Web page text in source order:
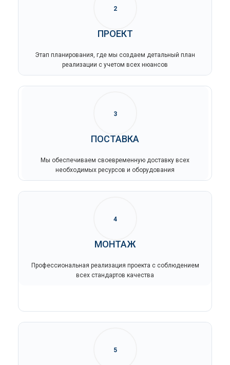
2
ПРОЕКТ
Этап планирования, где мы создаем детальный план
реализации с учетом всех нюансов
3
ПОСТАВКА
Мы обеспечиваем своевременную доставку всех
необходимых ресурсов и оборудования
4
МОНТАЖ
Профессиональная реализация проекта с соблюдением
всех стандартов качества
5